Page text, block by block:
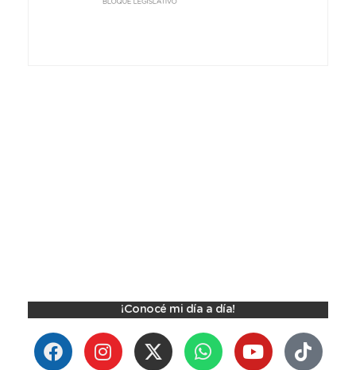
¡Conocé mi día a día!